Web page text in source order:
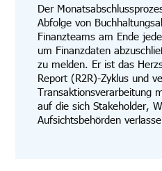
Der
Abfolge von
Finanzteams am Ende
um Finanzdaten
zu melden. Er ist das
Report (R2R)-Zyklus und
Transaktionsverarbeitung
auf die sich Stakeholder,
Aufsichtsbehörden